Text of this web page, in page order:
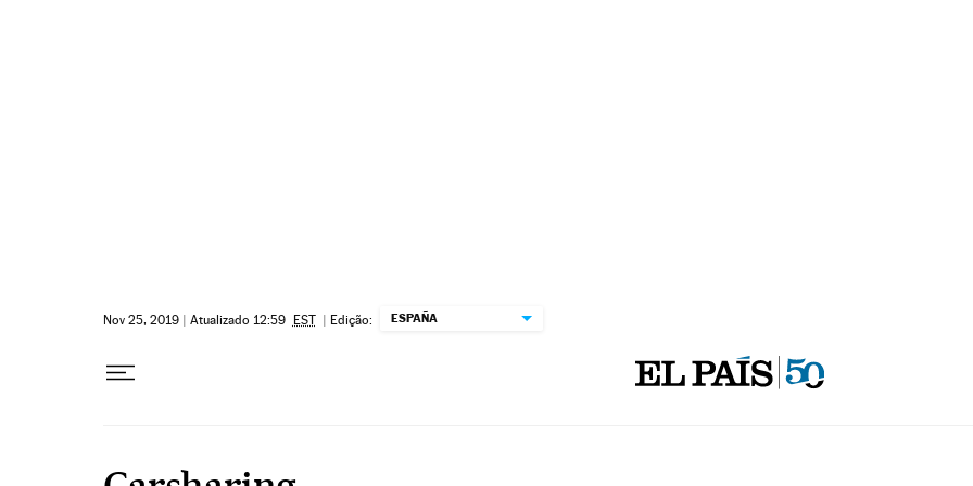
Nov 25, 2019 | Atualizado 12:59 EST | Edição: ESPAÑA